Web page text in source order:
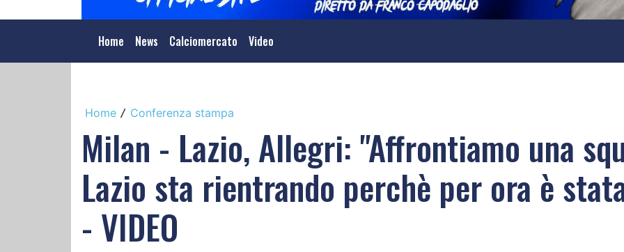
Home News Calciomercato Video
Home / Conferenza stampa
Milan - Lazio, Allegri: "Affrontiamo una
Lazio sta rientrando perchè per ora è
- VIDEO